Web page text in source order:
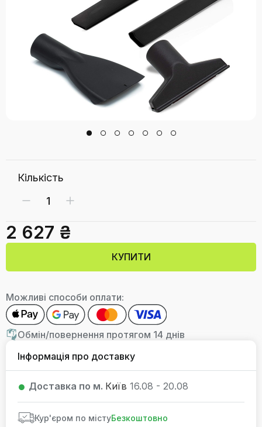
Кількість
2 627 ₴
КУПИТИ
Можливі способи оплати:
Обмін/повернення протягом 14 днів
Інформація про доставку
Доставка по м. Київ 16.08 - 20.08
Кур'єром по містуБезкоштовно